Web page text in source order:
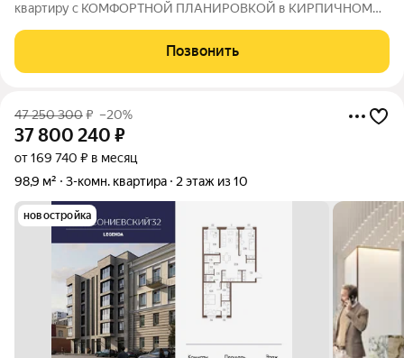
квартиpу c KOMФOРТНОЙ ПЛАНИРOВКOЙ в КИРПИЧНОM
А теперь, к объявлению. ПРО ДОКУМЕНТЫ Квартира
получена в рамках приватизации более 20 лет назад и с тех
Позвонить
47 250 300₽ –20%
37 800 240 ₽
от 169 740 ₽ в месяц
98,9 м²
3-комн. квартира 2 этаж из 10
новостройка